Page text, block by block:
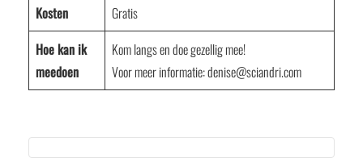
Kosten
Gratis
Hoe kan ik
meedoen
Kom langs en doe gezellig mee!
Voor meer informatie: denise@sciandri.com